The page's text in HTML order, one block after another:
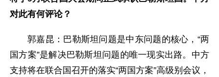
对此有何评论？
郭嘉昆： 巴勒斯坦问题是中东问题的核心，“两
国方案”是解决巴勒斯坦问题的唯一现实出路。中方
支持将在联合国召开的落实“两国方案”高级别会议，